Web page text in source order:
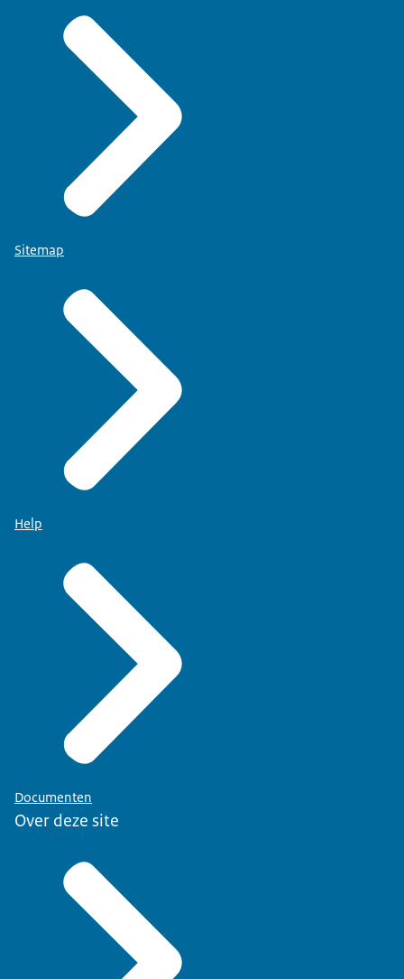
Sitemap
Help
Documenten
Over deze site